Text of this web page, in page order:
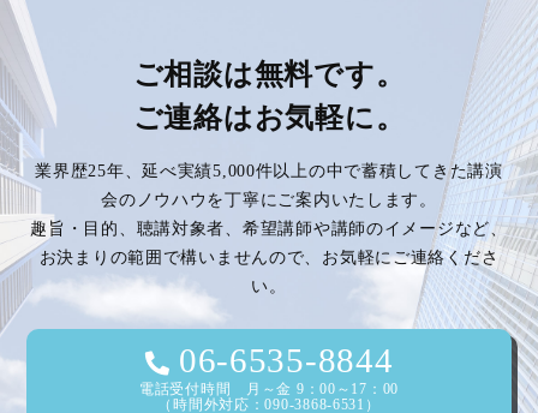
ナ
ビ
ゲ
ー
シ
ョ
ン
ご相談は無料です。
ご連絡はお気軽に。
業界歴25年、延べ実績5,000件以上の中で蓄積してきた講演
会のノウハウを丁寧にご案内いたします。
趣旨・目的、聴講対象者、希望講師や講師のイメージなど、
お決まりの範囲で構いませんので、お気軽にご連絡くださ
い。
06-6535-8844
電話受付時間 月～金 9：00～17：00
（時間外対応：090-3868-6531）